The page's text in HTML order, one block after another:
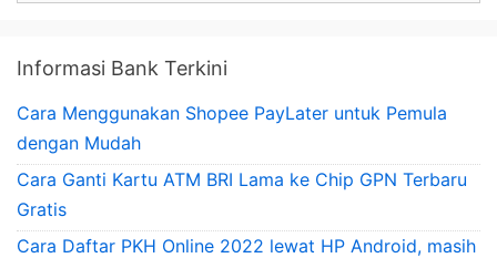
Informasi Bank Terkini
Cara Menggunakan Shopee PayLater untuk Pemula
dengan Mudah
Cara Ganti Kartu ATM BRI Lama ke Chip GPN Terbaru
Gratis
Cara Daftar PKH Online 2022 lewat HP Android, masih